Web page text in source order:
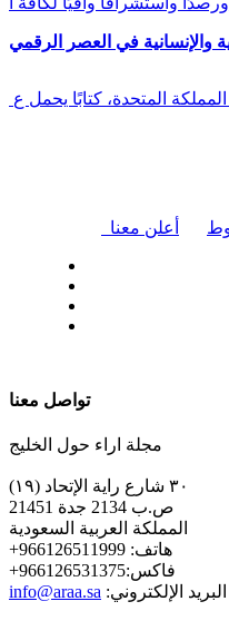
والإنسانية في العصر الرقمي
المتحدة، كتابًا يحمل ع
أعلن معنا
تواصل معنا
مجلة اراء حول الخليج
٣٠ شارع راية الإتحاد (١٩)
ص.ب 2134 جدة 21451
المملكة العربية السعودية
+هاتف: 966126511999
+فاكس:966126531375
info@araa.sa :البريد الإلكتروني